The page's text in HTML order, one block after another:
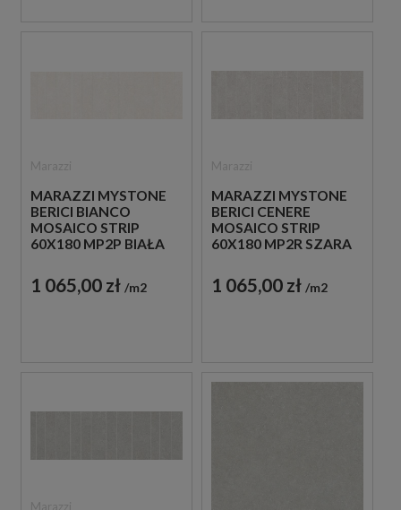
MARAZZI MYSTONE
BERICI BIANCO
MOSAICO STRIP
60X180 MP2P BIAŁA
DEKORACYJNA
1 065,00 zł m2
MARAZZI MYSTONE
BERICI CENERE
MOSAICO STRIP
60X180 MP2R SZARA
DEKORACYJNA
1 065,00 zł m2